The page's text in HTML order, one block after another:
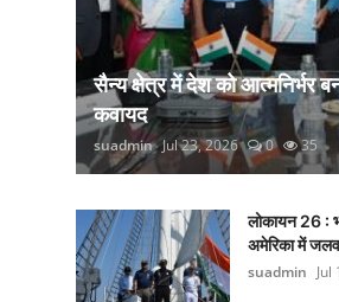
सैन्य क्षेत्र में देश को आत्मनिर्भर
कवायद
suadmin Jul 23, 2026 0 35
लोकायन 26 :
अमेरिका में
suadmin Jul